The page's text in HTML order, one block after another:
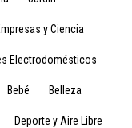
y Ciencia
Electrodomésticos
Bebé Belleza
Deporte y Aire Libre